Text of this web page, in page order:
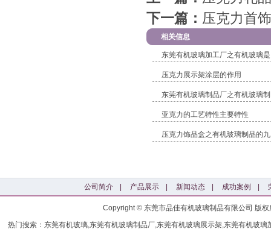
下一篇： 压克力首
相关信息
东莞有机玻璃加工厂之有机玻璃是
压克力展示架涂层的作用
东莞有机玻璃制品厂之有机玻璃制
亚克力的工艺特性主要特性
压克力饰品盒之有机玻璃制品的九
公司简介 产品展示 新闻动态 成功案例
Copyright © 东莞市品佳有机玻璃制品有限公司 版
热门搜索：东莞有机玻璃,东莞有机玻璃制品厂,东莞有机玻璃展示架,东莞有机玻